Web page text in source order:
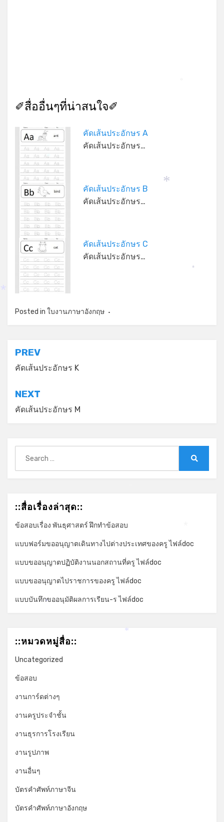
✐สื่ออื่นๆที่น่าสนใจ✐
คัดเส้นประอักษร A
คัดเส้นประอักษร…
คัดเส้นประอักษร B
คัดเส้นประอักษร…
คัดเส้นประอักษร C
คัดเส้นประอักษร…
Posted in ใบงานภาษาอังกฤษ
แนะแนว
เรื่อง
PREV
คัดเส้นประอักษร K
NEXT
คัดเส้นประอักษร M
for:
::สื่อเรื่องล่าสุด::
ข้อสอบเรื่อง พันธุศาสตร์ ฝึกทำข้อสอบ
แบบฟอร์มขออนุญาตเดินทางไปต่างประเทศของครู ไฟล์doc
แบบขออนุญาตปฏิบัติงานนอกสถานที่ครู ไฟล์doc
แบบขออนุญาตไปราชการของครู ไฟล์doc
แบบบันทึกขออนุมัติผลการเรียน-ร ไฟล์doc
::หมวดหมู่สื่อ::
Uncategorized
ข้อสอบ
งานการ์ดต่างๆ
งานครูประจำชั้น
งานธุรการโรงเรียน
งานรูปภาพ
งานอื่นๆ
บัตรคำศัพท์ภาษาจีน
บัตรคำศัพท์ภาษาอังกฤษ
*